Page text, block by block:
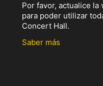
Por favor, actualice
para poder utilizar
Concert Hall.
Saber más